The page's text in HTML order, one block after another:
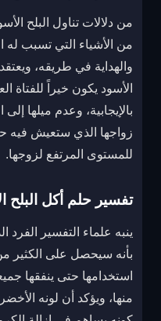
من دلالات تناول البلح
من الأشياء التي تسبب له
والهداية في طريقه،
الأسود يكون خيراً للفتاة
بالإيجابية، وعدم ميلها
زواجها الذي ستعيش فيه
للمستوى المرتفع لزوجها.
تفسير حلم أكل البلح
ينبه علماء التفسير الفرد
بأنه سيحصل على الكثير
استخدامها حتى ينفقها
منها، ويؤكد أن لونه